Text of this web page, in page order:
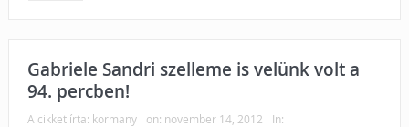
Gabriele Sandri szelleme is velünk volt a
94. percben!
A cikket írta: kormany on: november 14, 2012 In: